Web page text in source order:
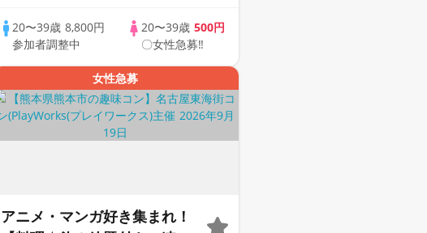
20〜39歳8,800円
参加者調整中
20〜39歳 500円
〇女性急募‼
女性急募
アニメ・マンガ好き集まれ！